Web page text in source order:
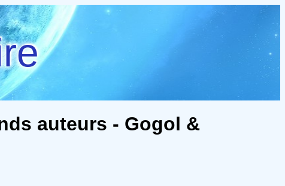
auteurs - Gogol &